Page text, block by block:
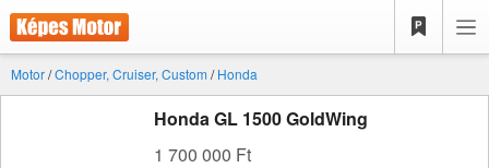
Motor/Chopper, Cruiser, Custom /Honda
Honda GL 1500 GoldWing
1 700 000 Ft